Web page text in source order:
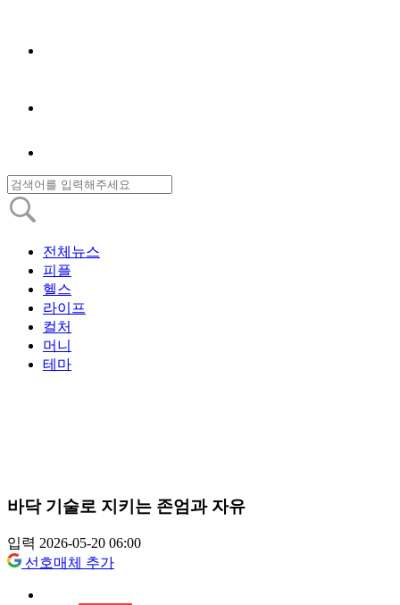
전체뉴스
피플
헬스
라이프
컬처
머니
테마
바닥 기술로 지키는 존엄과 자유
입력 2026-05-20 06:00
선호매체 추가